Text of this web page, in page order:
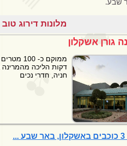
שבע.
מלונות דירוג טוב / 3 כוכבים באשקלון,
גורן אשקלון
דקות הליכה מהמרינה
חניה, חדרי נכים